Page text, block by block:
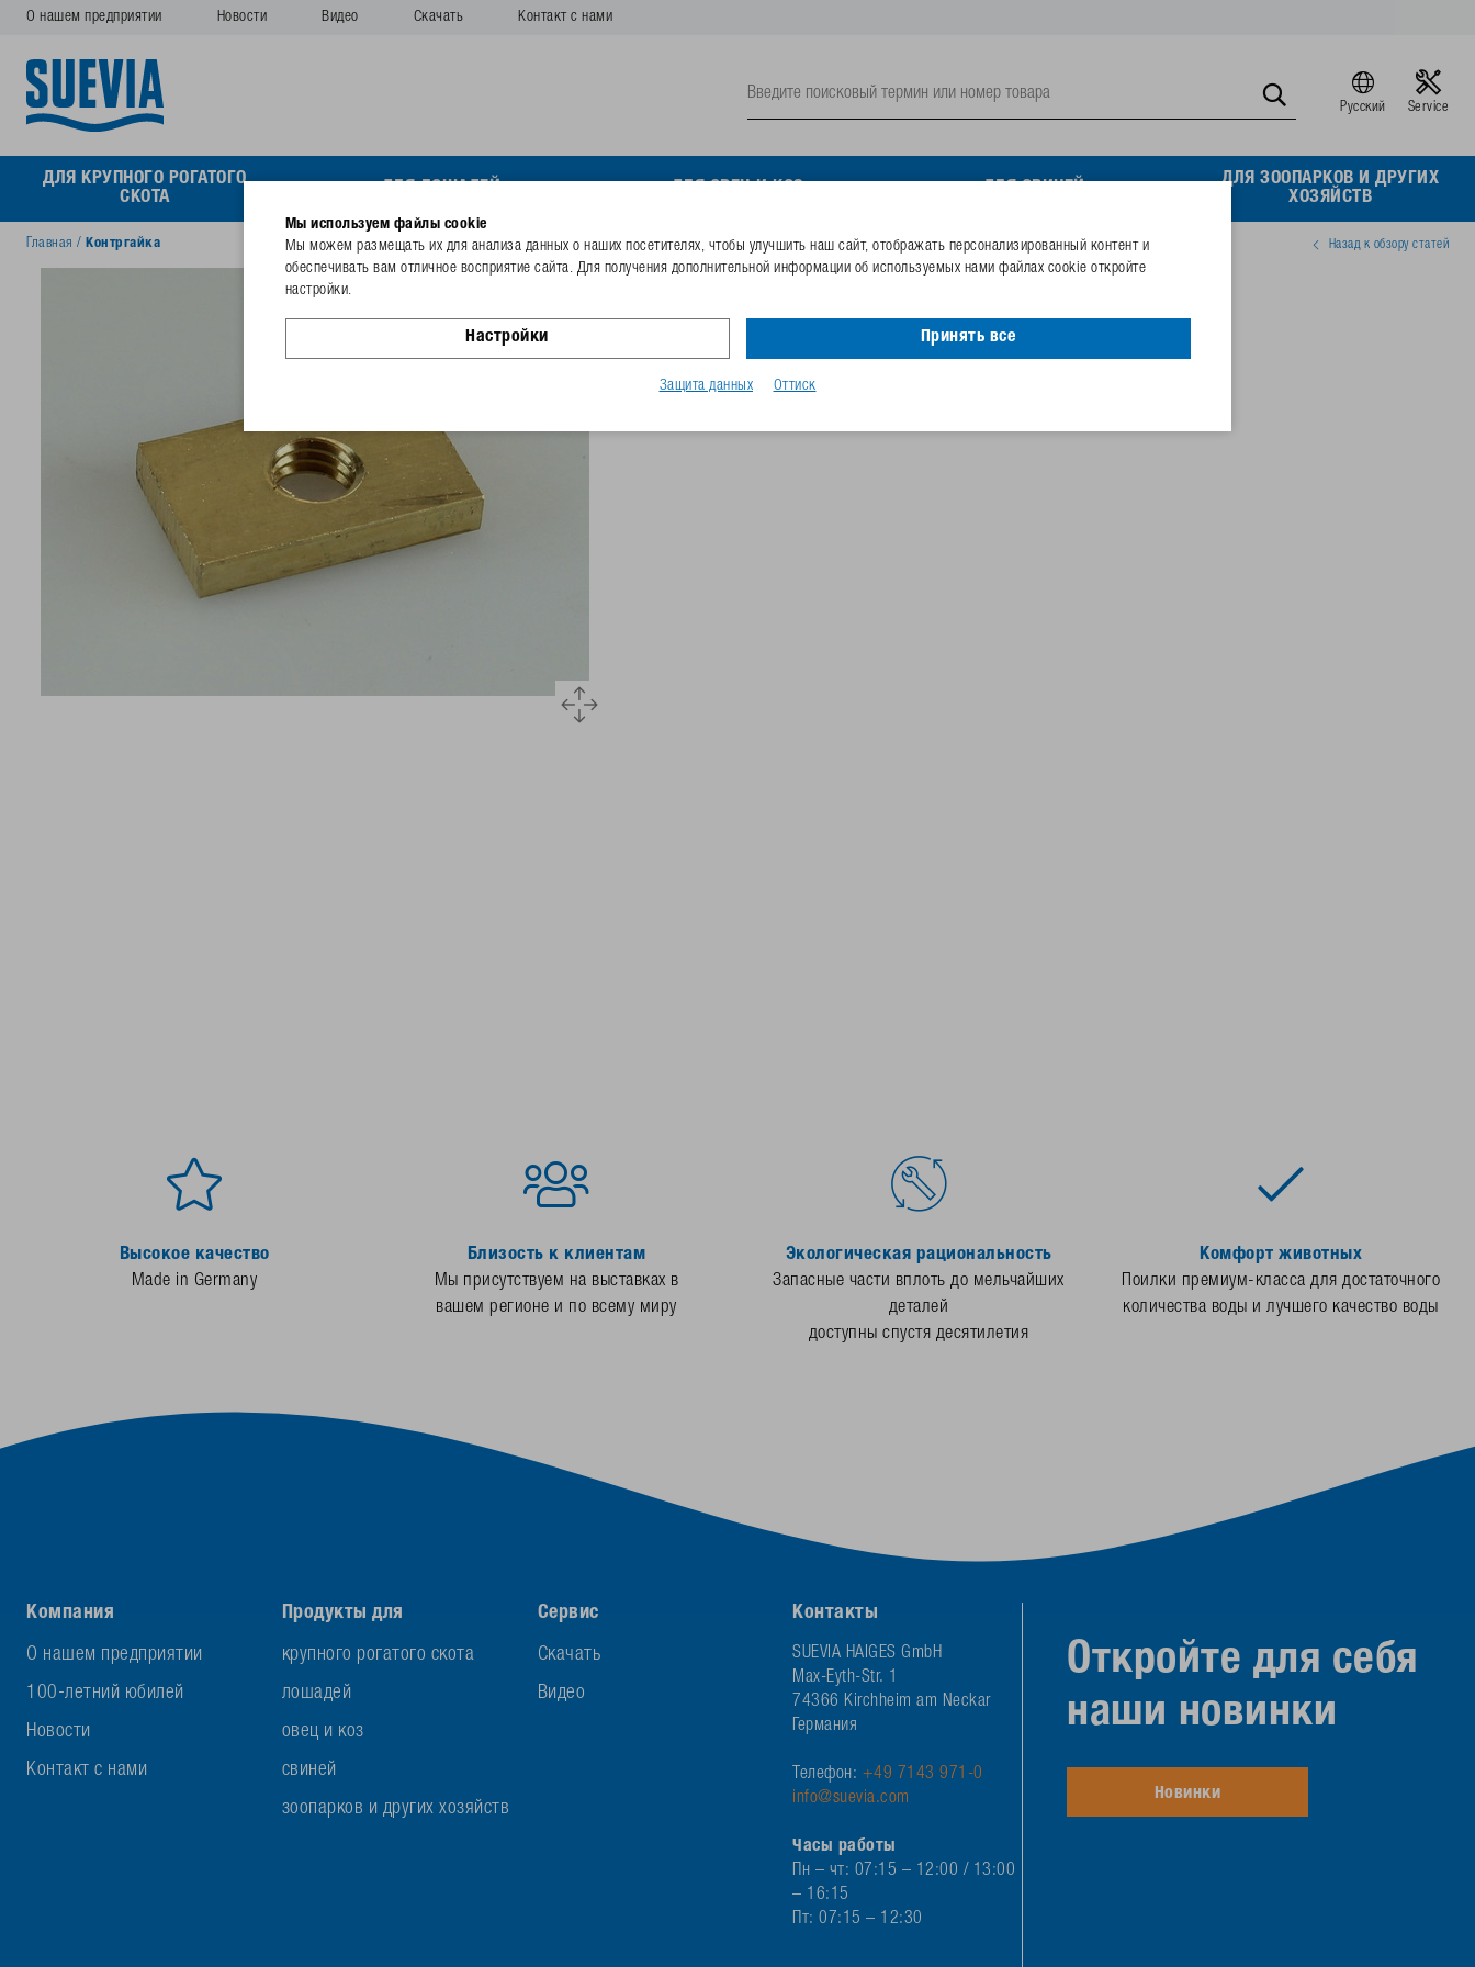
О нашем предприятии Новости Видео Скачать Контакт с нами
Русский Service
ДЛЯ КРУПНОГО РОГАТОГО
СКОТА
ДЛЯ ЗООПАРКОВ И ДРУГИХ
ХОЗЯЙСТВ
Главная / Контргайка Назад к обзору статей
102.0690
Высокое качество
Made in Germany
Близость к клиентам
Мы присутствуем на выставках в
вашем регионе и по всему миру
Экологическая рациональность
Запасные части вплоть до мельчайших
деталей
доступны спустя десятилетия
Комфорт животных
Поилки премиум-класса для достаточного
количества воды и лучшего качество воды
Компания
О нашем предприятии
100-летний юбилей
Новости
Контакт с нами
Продукты для
крупного рогатого скота
лошадей
овец и коз
свиней
зоопарков и других хозяйств
Сервис
Скачать
Видео
Контакты
SUEVIA HAIGES GmbH
Max-Eyth-Str. 1
74366 Kirchheim am Neckar
Германия
Телефон: +49 7143 971-0
info@suevia.com
Часы работы
Пн – чт: 07:15 – 12:00 / 13:00
– 16:15
Пт: 07:15 – 12:30
Откройте для себя
наши новинки
Новинки
Мы используем файлы cookie
Мы можем размещать их для анализа данных о наших посетителях, чтобы улучшить наш сайт, отображать персонализированный контент и
обеспечивать вам отличное восприятие сайта. Для получения дополнительной информации об используемых нами файлах cookie откройте
настройки.
Настройки Принять все
Защита данных Оттиск